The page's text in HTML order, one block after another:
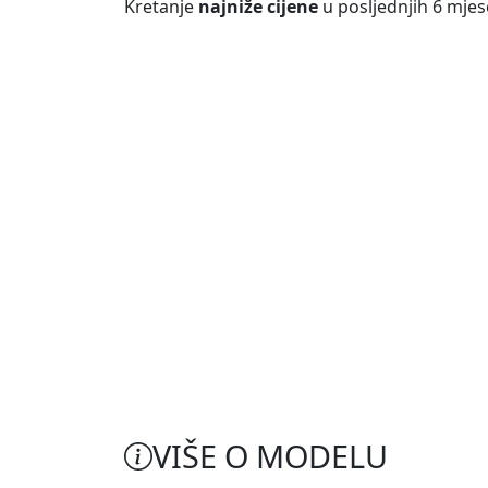
Kretanje najniže cijene u posljednjih 6
VIŠE O MODELU